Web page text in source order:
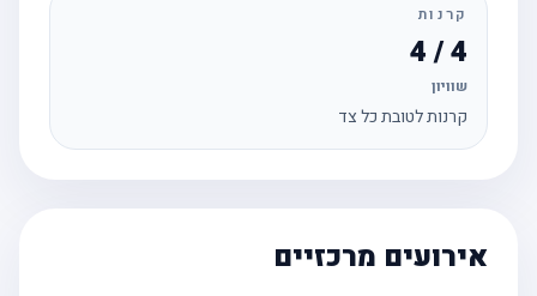
קרנות
שוויון
קרנות לטובת כל צד
אירועים מרכזיים